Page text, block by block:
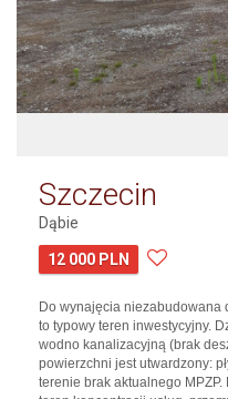
Szczecin
Dąbie
12 000 PLN
Do wynajęcia niezabudowana
to typowy teren inwestycyjny.
wodno kanalizacyjną (brak
powierzchni jest utwardzony:
terenie brak aktualnego